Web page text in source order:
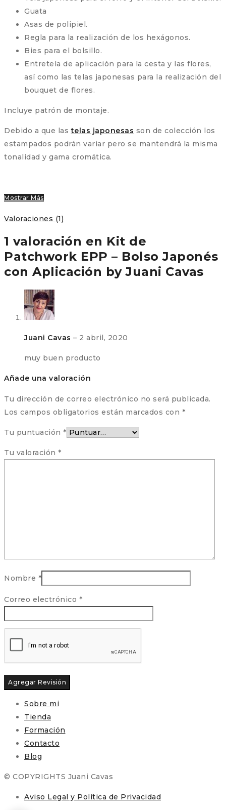
Guata
Asas de polipiel.
Regla para la realización de los hexágonos.
Bies para el bolsillo.
Entretela de aplicación para la cesta y las flores,
así como las telas japonesas para la realización del
bouquet de flores.
Incluye patrón de montaje.
Debido a que lastelas japonesas son de colección los
estampados podrán variar pero se mantendrá la misma
tonalidad y gama cromática.
Mostrar Más
Valoraciones (1)
1 valoración en Kit de
Patchwork EPP – Bolso Japonés
con Aplicación by Juani Cavas
Juani Cavas – 2 abril, 2020
muy buen producto
Añade una valoración
Tu dirección de correo electrónico no será publicada.
Los campos obligatorios están marcados con *
Tu puntuación *
Tu valoración *
Nombre *
Correo electrónico *
Sobre mi
Tienda
Formación
Contacto
Blog
© COPYRIGHTS Juani Cavas
Aviso Legal y Política de Privacidad